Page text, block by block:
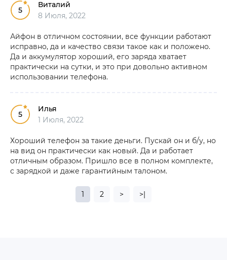
5
Виталий
8 Июля, 2022
Айфон в отличном состоянии, все функции работают
исправно, да и качество связи такое как и положено.
Да и аккумулятор хороший, его заряда хватает
практически на сутки, и это при довольно активном
использовании телефона.
5
Илья
1 Июля, 2022
Хороший телефон за такие деньги. Пускай он и б/у, но
на вид он практически как новый. Да и работает
отличным образом. Пришло все в полном комплекте,
с зарядкой и даже гарантийным талоном.
1 2 > >|